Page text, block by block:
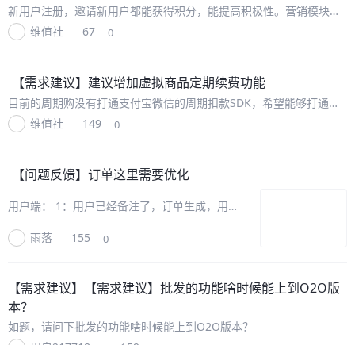
新用户注册，邀请新用户都能获得积分，能提高积极性。营销模块的
功能延迟满足太多，而且牵扯到商家是否愿意让渡利润，要即时满
足。
维值社 67 0
【需求建议】 建议增加虚拟商品定期续费功能
目前的周期购没有打通支付宝微信的周期扣款SDK，希望能够打通，
像订阅服务一样提高用户续订率，减少重复订购动作
维值社 149 0
【问题反馈】 订单这里需要优化
用户端： 1：用户已经备注了，订单生成，用户
后，点击进去都是一样的申请售后，建议：把整
雨落 155 0
【需求建议】
【需求建议】批发的功能啥时候能上到O2O版
本？
如题，请问下批发的功能啥时候能上到O2O版本？